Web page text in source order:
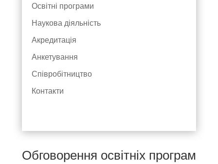
Освітні програми
Наукова діяльність
Акредитація
Анкетування
Співробітництво
Контакти
Обговорення освітніх програм